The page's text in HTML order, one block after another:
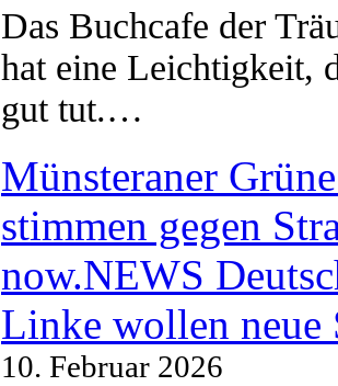
Das Buchcafe der
hat eine Leichtigkeit,
gut tut.…
Münsteraner
stimmen gegen
now.NEWS
Linke wollen neue
10. Februar 2026